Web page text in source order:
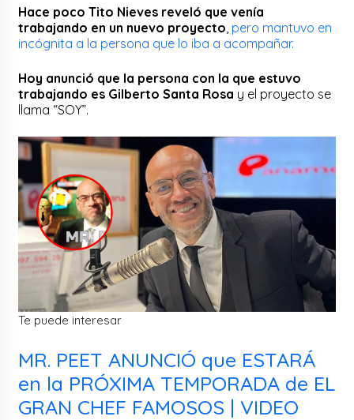
Hace poco Tito Nieves reveló que venía
trabajando en un nuevo proyecto pero mantuvo en
incógnita a la persona que lo iba a acompañar.
Hoy anunció que la persona con la que estuvo
trabajando es Gilberto Santa Rosa y el proyecto se
llama “SOY”.
Te puede interesar
MR. PEET ANUNCIÓ que ESTARÁ
en la PRÓXIMA TEMPORADA de EL
GRAN CHEF FAMOSOS | VIDEO